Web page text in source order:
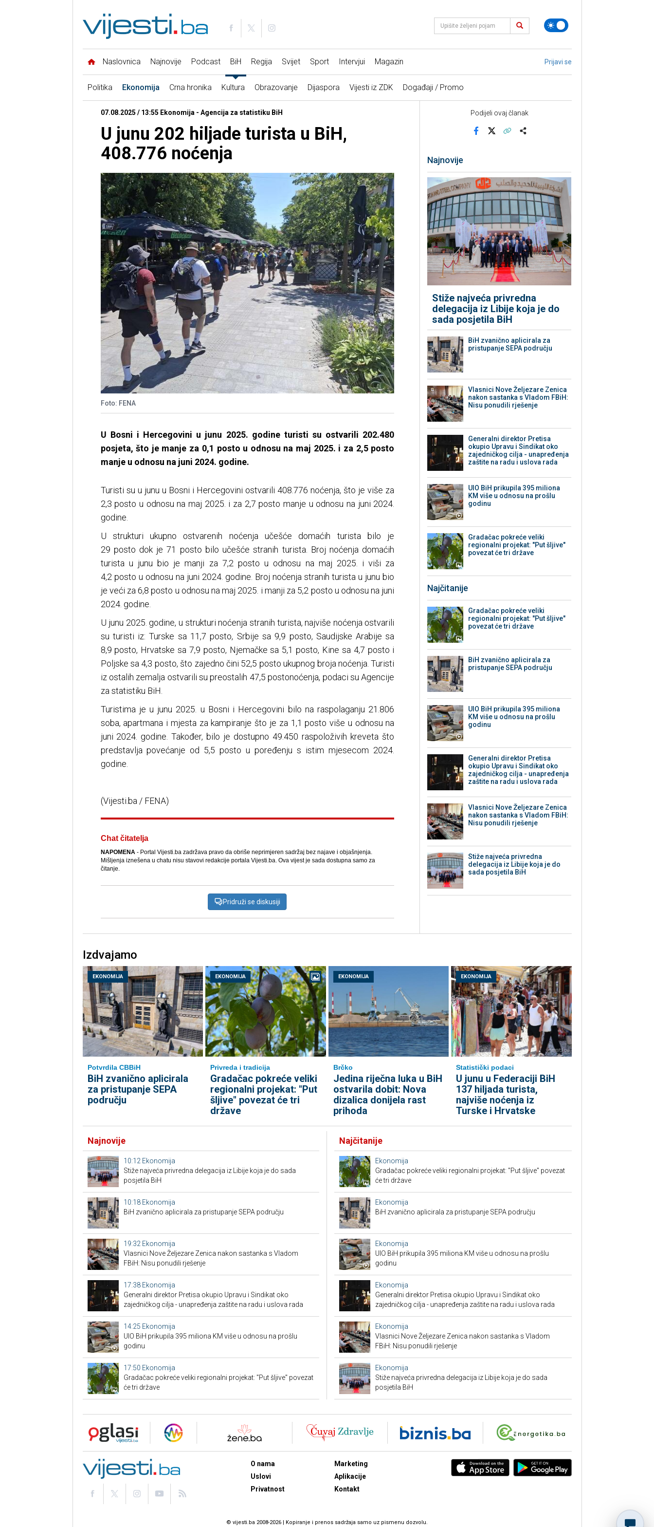
Naslovnica Najnovije Podcast BiH Regija Svijet Sport Intervjui Magazin Prijavi se
Politika Ekonomija Crna hronika Kultura Obrazovanje Dijaspora Vijesti iz ZDK Događaji / Promo
07.08.2025 / 13:55 Ekonomija - Agencija za statistiku BiH
U junu 202 hiljade turista u BiH,
408.776 noćenja
Foto: FENA
U Bosni i Hercegovini u junu 2025. godine turisti su ostvarili 202.480
posjeta, što je manje za 0,1 posto u odnosu na maj 2025. i za 2,5 posto
manje u odnosu na juni 2024. godine.
Turisti su u junu u Bosni i Hercegovini ostvarili 408.776 noćenja, što je više za
2,3 posto u odnosu na maj 2025. i za 2,7 posto manje u odnosu na juni 2024.
godine.
U strukturi ukupno ostvarenih noćenja učešće domaćih turista bilo je
29 posto dok je 71 posto bilo učešće stranih turista. Broj noćenja domaćih
turista u junu bio je manji za 7,2 posto u odnosu na maj 2025. i viši za
4,2 posto u odnosu na juni 2024. godine. Broj noćenja stranih turista u junu bio
je veći za 6,8 posto u odnosu na maj 2025. i manji za 5,2 posto u odnosu na juni
2024. godine.
U junu 2025. godine, u strukturi noćenja stranih turista, najviše noćenja ostvarili
su turisti iz: Turske sa 11,7 posto, Srbije sa 9,9 posto, Saudijske Arabije sa
8,9 posto, Hrvatske sa 7,9 posto, Njemačke sa 5,1 posto, Kine sa 4,7 posto i
Poljske sa 4,3 posto, što zajedno čini 52,5 posto ukupnog broja noćenja. Turisti
iz ostalih zemalja ostvarili su preostalih 47,5 postonoćenja, podaci su Agencije
za statistiku BiH.
Turistima je u junu 2025. u Bosni i Hercegovini bilo na raspolaganju 21.806
soba, apartmana i mjesta za kampiranje što je za 1,1 posto više u odnosu na
juni 2024. godine. Također, bilo je dostupno 49.450 raspoloživih kreveta što
predstavlja povećanje od 5,5 posto u poređenju s istim mjesecom 2024.
godine.
(Vijesti.ba / FENA)
Chat čitatelja
NAPOMENA- Portal Vijesti.ba zadržava pravo da obriše neprimjeren sadržaj bez najave i objašnjenja.
Mišljenja iznešena u chatu nisu stavovi redakcije portala Vijesti.ba. Ova vijest je sada dostupna samo za
čitanje.
Pridruži se diskusiji
Podijeli ovaj članak
Najnovije
Stiže najveća privredna
delegacija iz Libije koja je do
sada posjetila BiH
BiH zvanično aplicirala za
pristupanje SEPA području
Vlasnici Nove Željezare Zenica
nakon sastanka s Vladom FBiH:
Nisu ponudili rješenje
Generalni direktor Pretisa
okupio Upravu i Sindikat oko
zajedničkog cilja - unapređenja
zaštite na radu i uslova rada
UIO BiH prikupila 395 miliona
KM više u odnosu na prošlu
godinu
Gradačac pokreće veliki
regionalni projekat: "Put šljive"
povezat će tri države
Najčitanije
Gradačac pokreće veliki
regionalni projekat: "Put šljive"
povezat će tri države
BiH zvanično aplicirala za
pristupanje SEPA području
UIO BiH prikupila 395 miliona
KM više u odnosu na prošlu
godinu
Generalni direktor Pretisa
okupio Upravu i Sindikat oko
zajedničkog cilja - unapređenja
zaštite na radu i uslova rada
Vlasnici Nove Željezare Zenica
nakon sastanka s Vladom FBiH:
Nisu ponudili rješenje
Stiže najveća privredna
delegacija iz Libije koja je do
sada posjetila BiH
Izdvajamo
EKONOMIJA
Potvrdila CBBiH
BiH zvanično aplicirala
za pristupanje SEPA
području
EKONOMIJA
Privreda i tradicija
Gradačac pokreće veliki
regionalni projekat: "Put
šljive" povezat će tri
države
EKONOMIJA
Brčko
Jedina riječna luka u BiH
ostvarila dobit: Nova
dizalica donijela rast
prihoda
EKONOMIJA
Statistički podaci
U junu u Federaciji BiH
137 hiljada turista,
najviše noćenja iz
Turske i Hrvatske
Najnovije
10:12 Ekonomija
Stiže najveća privredna delegacija iz Libije koja je do sada
posjetila BiH
10:18 Ekonomija
BiH zvanično aplicirala za pristupanje SEPA području
19:32 Ekonomija
Vlasnici Nove Željezare Zenica nakon sastanka s Vladom
FBiH: Nisu ponudili rješenje
17:38 Ekonomija
Generalni direktor Pretisa okupio Upravu i Sindikat oko
zajedničkog cilja - unapređenja zaštite na radu i uslova rada
14:25 Ekonomija
UIO BiH prikupila 395 miliona KM više u odnosu na prošlu
godinu
17:50 Ekonomija
Gradačac pokreće veliki regionalni projekat: "Put šljive" povezat
će tri države
Najčitanije
Ekonomija
Gradačac pokreće veliki regionalni projekat: "Put šljive" povezat
će tri države
Ekonomija
BiH zvanično aplicirala za pristupanje SEPA području
Ekonomija
UIO BiH prikupila 395 miliona KM više u odnosu na prošlu
godinu
Ekonomija
Generalni direktor Pretisa okupio Upravu i Sindikat oko
zajedničkog cilja - unapređenja zaštite na radu i uslova rada
Ekonomija
Vlasnici Nove Željezare Zenica nakon sastanka s Vladom
FBiH: Nisu ponudili rješenje
Ekonomija
Stiže najveća privredna delegacija iz Libije koja je do sada
posjetila BiH
O nama
Uslovi
Privatnost
Marketing
Aplikacije
Kontakt
© vijesti.ba 2008-2026 | Kopiranje i prenos sadržaja samo uz pismenu dozvolu.